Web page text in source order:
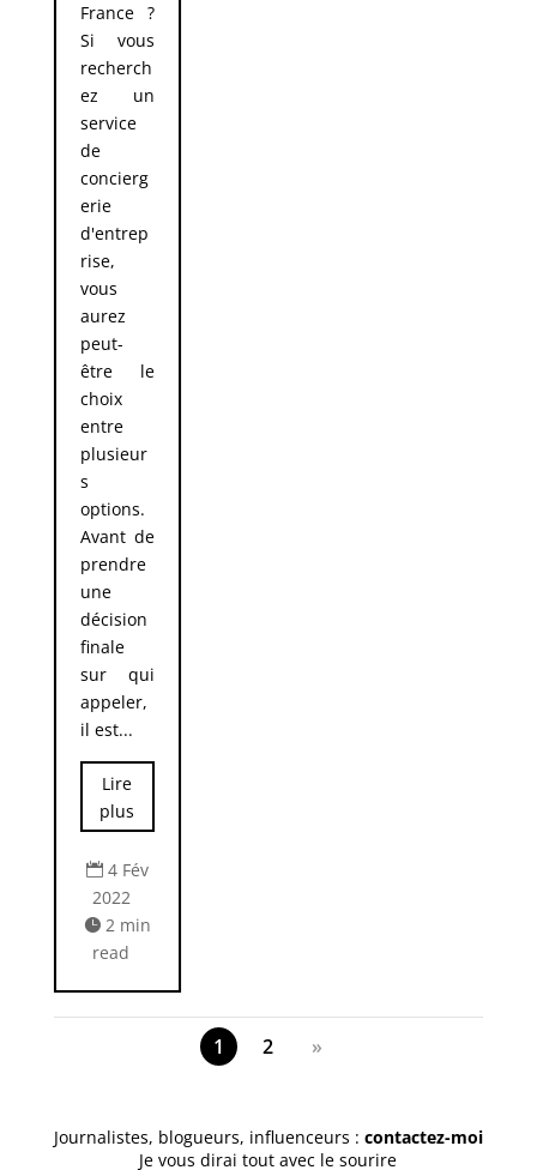
France ?
Si vous
recherch
ez un
service
de
concierg
erie
d'entrep
rise,
vous
aurez
peut-
être le
choix
entre
plusieur
s
options.
Avant de
prendre
une
décision
finale
sur qui
appeler,
il est...
Lire
plus
 4 Fév
2022
 2 min
read
1 2 »
Journalistes, blogueurs, influenceurs : contactez-moi
Je vous dirai tout avec le sourire